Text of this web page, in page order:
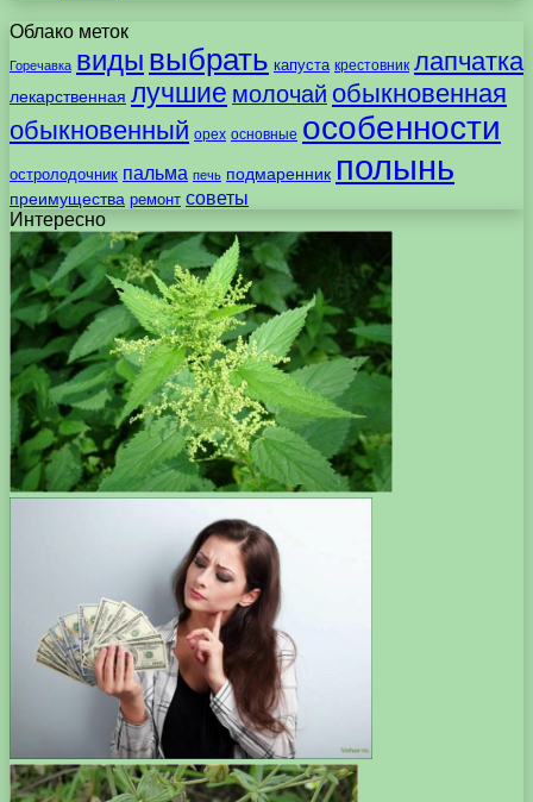
Облако меток
Горечавка виды выбрать капуста крестовник лапчатка
лекарственная лучшие молочай обыкновенная
обыкновенный орех основные особенности
остролодочник пальма печь подмаренник полынь
преимущества ремонт советы
Интересно